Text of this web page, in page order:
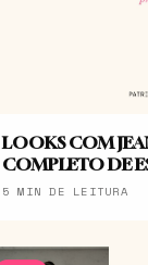
LOOKS COM
COMPLETO DE
5 MIN DE LEITURA